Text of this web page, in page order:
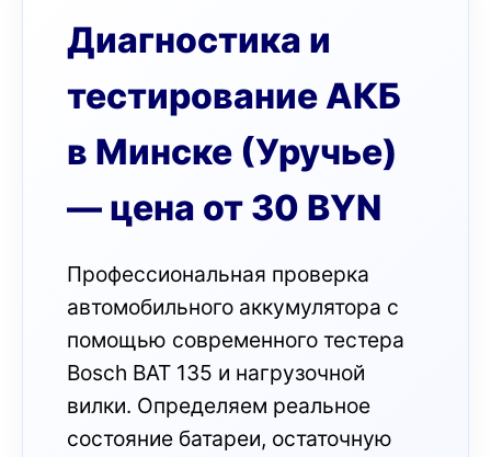
Диагностика и
тестирование АКБ
в Минске (Уручье)
— цена от 30 BYN
Профессиональная проверка
автомобильного аккумулятора с
помощью современного тестера
Bosch BAT 135 и нагрузочной
вилки. Определяем реальное
состояние батареи, остаточную